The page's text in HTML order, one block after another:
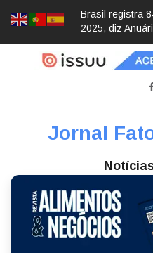
Brasil registra
2025, diz
Jornal